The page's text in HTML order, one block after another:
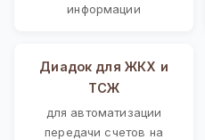
информации
Диадок для ЖКХ и
ТСЖ
для автоматизации
передачи счетов на